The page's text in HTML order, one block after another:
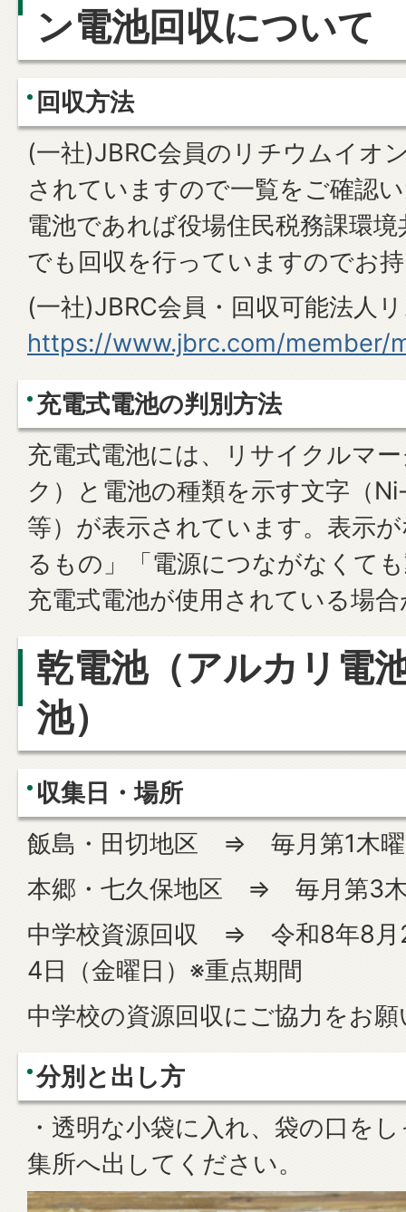
ン電池回収について
回収方法
(一社)JBRC会員のリチウムイオ
されていますので一覧をご確認
電池であれば役場住民税務課環
でも回収を行っていますのでお
(一社)JBRC会員・回収可能法人
https://www.jbrc.com/member/
充電式電池の判別方法
充電式電池には、
リサイクルマ
ク）と電池の種類を示す文字（
等）が表示されています。表示
るもの」「電源につながなくて
充電式電池が使用されている場
乾電池（アルカリ電
池）
収集日・場所
飯島・田切地区 ⇒ 毎月第1木曜
本郷・七久保地区 ⇒ 毎月第3
中学校資源回収 ⇒ 令和8年8月
4日（金曜日）※重点期間
中学校の資源回収にご協力をお
分別と出し方
・透明な小袋に入れ、袋の口を
集所へ出してください。